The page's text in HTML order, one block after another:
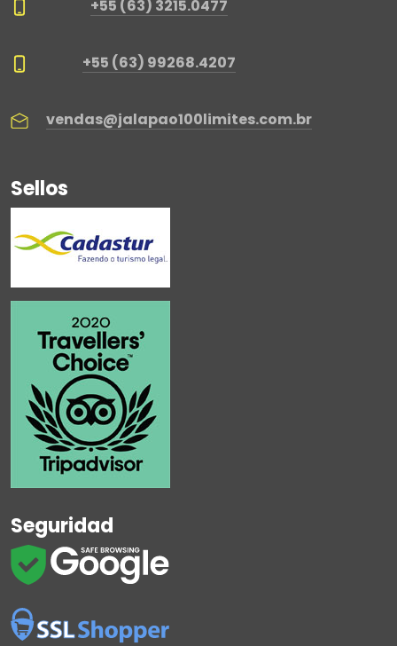
+55 (63) 3215.0477
+55 (63) 99268.4207
vendas@jalapao100limites.com.br
Sellos
Seguridad